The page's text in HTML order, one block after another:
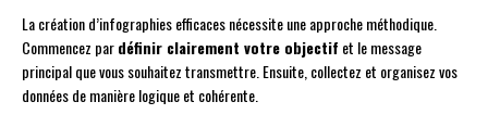
La création d’infographies efficaces nécessite une approche méthodique.
Commencez pardéfinir clairement votre objectif et le message
principal que vous souhaitez transmettre. Ensuite, collectez et organisez vos
données de manière logique et cohérente.